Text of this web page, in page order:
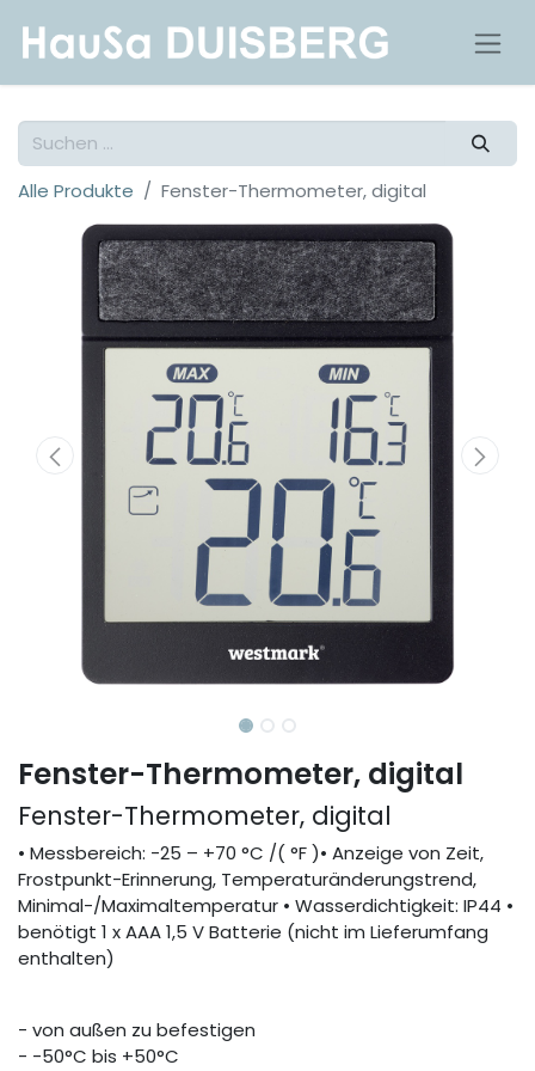
Alle Produkte Fenster-Thermometer, digital
Fenster-Thermometer, digital
Fenster-Thermometer, digital
• Messbereich: -25 – +70 °C /( °F )• Anzeige von Zeit,
Frostpunkt-Erinnerung, Temperaturänderungstrend,
Minimal-/Maximaltemperatur • Wasserdichtigkeit: IP44 •
benötigt 1 x AAA 1,5 V Batterie (nicht im Lieferumfang
enthalten)
- von außen zu befestigen
- -50°C bis +50°C